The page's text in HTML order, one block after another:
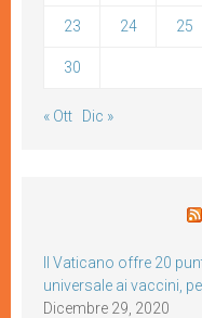
23 24 25
30
« Ott Dic »
Il Vaticano offre 20
universale ai vaccini,
Dicembre 29, 2020